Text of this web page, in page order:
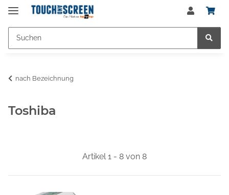
nach Bezeichnung
Toshiba
Artikel 1 - 8 von 8